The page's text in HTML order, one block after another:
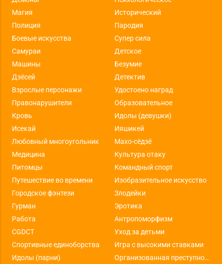
Магия
Исторический
Полиция
Пародия
Боевые искусства
Супер сила
Самураи
Детское
Машины
Безумие
Дзёсей
Детектив
Взрослые персонажи
Удостоено наград
Правонарушители
Образовательное
Кровь
Идолы (девушки)
Исекай
Ияшикей
Любовный многоугольник
Махо-сёдзё
Медицина
Культура отаку
Питомцы
Командный спорт
Путешествие во времени
Изобразительное искусство
Городское фэнтези
Злодейки
Гурман
Эротика
Работа
Антропоморфизм
CGDCT
Уход за детьми
Спортивные единоборства
Игра с высокими ставками
Идолы (парни)
Организованная преступность